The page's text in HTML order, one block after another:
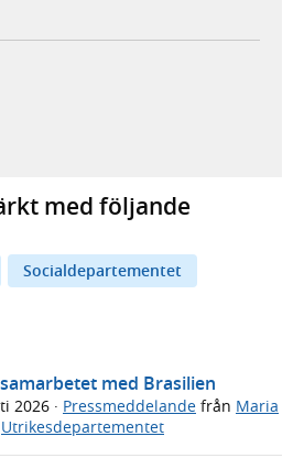
i ny flik, extern webbplats,
extern webbplats,
i ny flik, extern webbplats,
e-postklient,
med följande
Socialdepartementet
med Brasilien
2026 · Pressmeddelande från Maria
Utrikesdepartementet